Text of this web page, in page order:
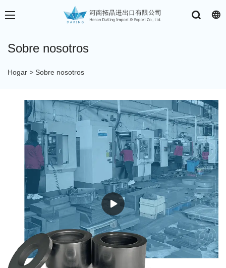
Sobre nosotros
Hogar > Sobre nosotros